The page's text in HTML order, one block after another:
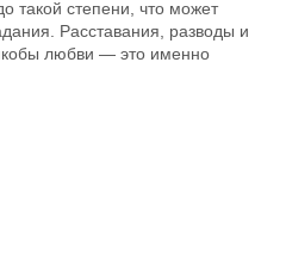
такой степени, что может
Расставания, разводы и
любви — это именно